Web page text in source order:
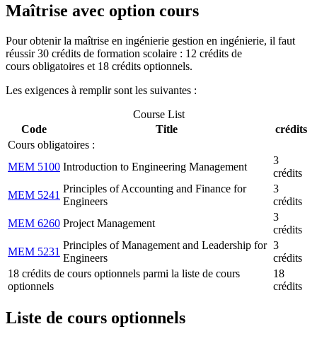
Maîtrise avec option cours
Pour obtenir la maîtrise en ingénierie gestion en ingénierie, il faut
réussir 30 crédits de formation scolaire : 12 crédits de
cours obligatoires et 18 crédits optionnels.
Les exigences à remplir sont les suivantes :
Course List
Code
Title
crédits
Cours obligatoires :
MEM 5100 Introduction to Engineering Management
3
crédits
MEM 5241
Principles of Accounting and Finance for
Engineers
3
crédits
MEM 6260 Project Management
3
crédits
MEM 5231
Principles of Management and Leadership for
Engineers
3
crédits
18 crédits de cours optionnels parmi la liste de cours
optionnels
18
crédits
Liste de cours optionnels